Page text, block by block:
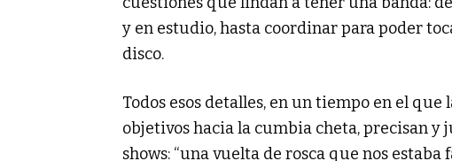
y en estudio, hasta coordinar para poder
disco.
Todos esos detalles, en un tiempo en el
objetivos hacia la cumbia cheta, precisan
shows: “una vuelta de rosca que nos